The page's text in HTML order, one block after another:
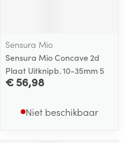
Sensura Mio
Sensura Mio Concave 2d
Plaat Uitknipb. 10-35mm 5
€ 56,98
Niet beschikbaar